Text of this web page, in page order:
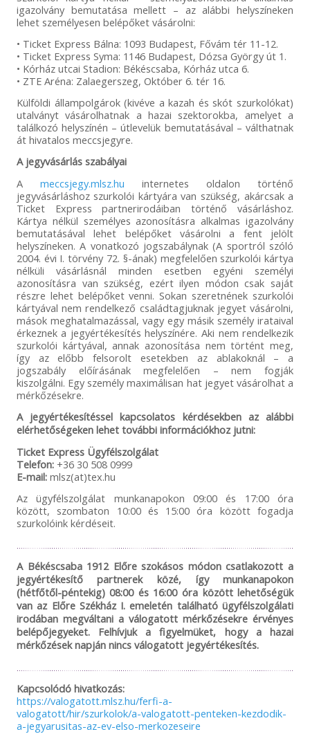
igazolvány bemutatása mellett – az alábbi helyszíneken
lehet személyesen belépőket vásárolni:
• Ticket Express Bálna: 1093 Budapest, Fővám tér 11-12.
• Ticket Express Syma: 1146 Budapest, Dózsa György út 1.
• Kórház utcai Stadion: Békéscsaba, Kórház utca 6.
• ZTE Aréna: Zalaegerszeg, Október 6. tér 16.
Külföldi állampolgárok (kivéve a kazah és skót szurkolókat)
utalványt vásárolhatnak a hazai szektorokba, amelyet a
találkozó helyszínén – útlevelük bemutatásával – válthatnak
át hivatalos meccsjegyre.
A jegyvásárlás szabályai
A meccsjegy.mlsz.hu internetes oldalon történő
jegyvásárláshoz szurkolói kártyára van szükség, akárcsak a
Ticket Express partnerirodáiban történő vásárláshoz.
Kártya nélkül személyes azonosításra alkalmas igazolvány
bemutatásával lehet belépőket vásárolni a fent jelölt
helyszíneken. A vonatkozó jogszabálynak (A sportról szóló
2004. évi I. törvény 72. §-ának) megfelelően szurkolói kártya
nélküli vásárlásnál minden esetben egyéni személyi
azonosításra van szükség, ezért ilyen módon csak saját
részre lehet belépőket venni. Sokan szeretnének szurkolói
kártyával nem rendelkező családtagjuknak jegyet vásárolni,
mások meghatalmazással, vagy egy másik személy irataival
érkeznek a jegyértékesítés helyszínére. Aki nem rendelkezik
szurkolói kártyával, annak azonosítása nem történt meg,
így az előbb felsorolt esetekben az ablakoknál – a
jogszabály előírásának megfelelően – nem fogják
kiszolgálni. Egy személy maximálisan hat jegyet vásárolhat a
mérkőzésekre.
A jegyértékesítéssel kapcsolatos kérdésekben az alábbi
elérhetőségeken lehet további információkhoz jutni:
Ticket Express Ügyfélszolgálat
Telefon:+36 30 508 0999
E-mail:mlsz(at)tex.hu
Az ügyfélszolgálat munkanapokon 09:00 és 17:00 óra
között, szombaton 10:00 és 15:00 óra között fogadja
szurkolóink kérdéseit.
A Békéscsaba 1912 Előre szokásos módon csatlakozott a
jegyértékesítő partnerek közé, így munkanapokon
(hétfőtől-péntekig) 08:00 és 16:00 óra között lehetőségük
van az Előre Székház I. emeletén található ügyfélszolgálati
irodában megváltani a válogatott mérkőzésekre érvényes
belépőjegyeket. Felhívjuk a figyelmüket, hogy a hazai
mérkőzések napján nincs válogatott jegyértékesítés.
Kapcsolódó hivatkozás:
https://valogatott.mlsz.hu/ferfi-a-
valogatott/hir/szurkolok/a-valogatott-penteken-kezdodik-
a-jegyarusitas-az-ev-elso-merkozeseire